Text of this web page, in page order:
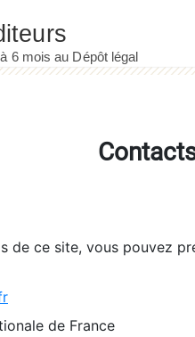
de ce site, vous pouvez
de France